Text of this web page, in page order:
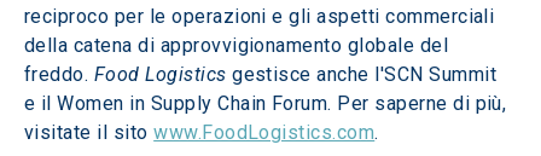
reciproco per le operazioni e gli aspetti commerciali
della catena di approvvigionamento globale del
freddo. Food Logistics gestisce anche l'SCN Summit
e il Women in Supply Chain Forum. Per saperne di più,
visitate il sito www.FoodLogistics.com.